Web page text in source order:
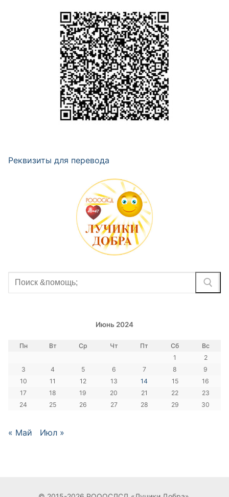
Реквизиты для перевода
Найти:
Июнь 2024
Пн Вт Ср Чт Пт Сб
Вс
1
2
3
4 5 6 7 8
9
10
11 12 13 14 15
16
17
18 19 20 21 22
23
24
25 26 27 28 29 30
« Май Июл »